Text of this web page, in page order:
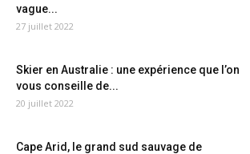
vague...
27 juillet 2022
Skier en Australie : une expérience que l’on
vous conseille de...
20 juillet 2022
Cape Arid, le grand sud sauvage de